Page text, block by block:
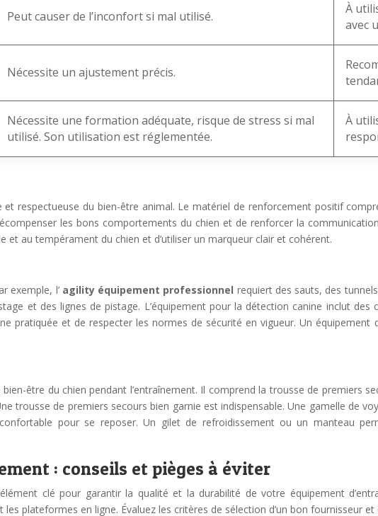
Peut causer de l’inconfort si mal utilisé.
À
avec
Nécessite un ajustement précis.
Nécessite une formation adéquate, risque de stress si mal
utilisé. Son utilisation est réglementée.
À
respectueuse du bien-être animal. Le matériel de renforcement positif
les bons comportements du chien et de renforcer la
au tempérament du chien et d’utiliser un marqueur clair et cohérent.
exemple, l’ agility équipement professionnel requiert des sauts, des
et des lignes de pistage. L’équipement pour la détection canine inclut
pratiquée et de respecter les normes de sécurité en vigueur. Un
être du chien pendant l’entraînement. Il comprend la trousse de premiers
trousse de premiers secours bien garnie est indispensable. Une gamelle de
pour se reposer. Un gilet de refroidissement ou un manteau
: conseils et pièges à éviter
clé pour garantir la qualité et la durabilité de votre équipement
plateformes en ligne. Évaluez les critères de sélection d’un bon fournisseur